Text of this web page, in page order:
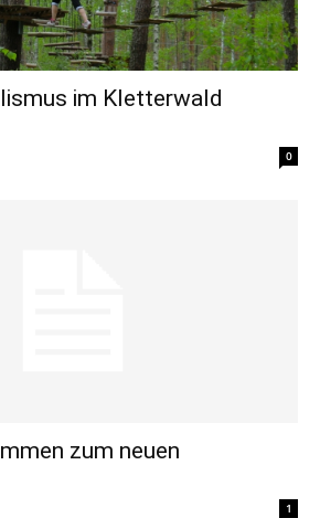
im Kletterwald
0
zum neuen
1